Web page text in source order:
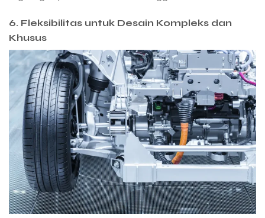
6. Fleksibilitas untuk Desain Kompleks dan
Khusus